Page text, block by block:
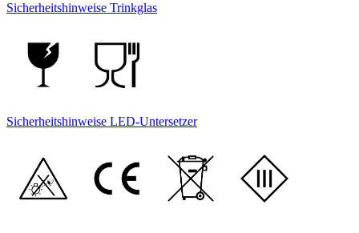
Sicherheitshinweise Trinkglas
Sicherheitshinweise LED-Untersetzer